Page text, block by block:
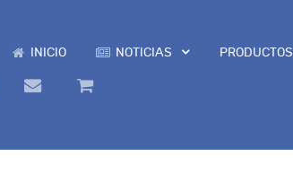
INICIO NOTICIAS PRODUCTOS